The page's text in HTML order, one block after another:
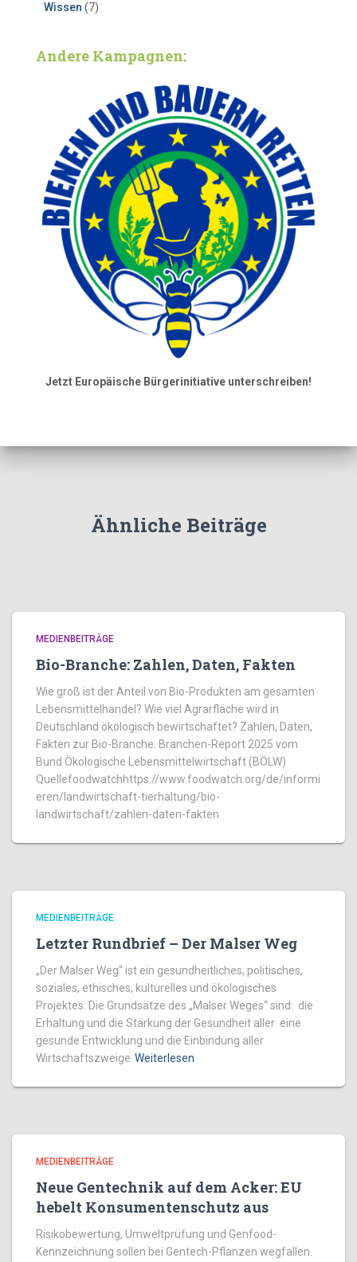
Wissen (7)
Andere Kampagnen:
Jetzt Europäische Bürgerinitiative unterschreiben!
Ähnliche Beiträge
MEDIENBEITRÄGE
Bio-Branche: Zahlen, Daten, Fakten
Wie groß ist der Anteil von Bio-Produkten am gesamten
Lebensmittelhandel? Wie viel Agrarfläche wird in
Deutschland ökologisch bewirtschaftet? Zahlen, Daten,
Fakten zur Bio-Branche. Branchen-Report 2025 vom
Bund Ökologische Lebensmittelwirtschaft (BÖLW)
Quellefoodwatchhttps://www.foodwatch.org/de/informi
eren/landwirtschaft-tierhaltung/bio-
landwirtschaft/zahlen-daten-fakten
MEDIENBEITRÄGE
Letzter Rundbrief – Der Malser Weg
„Der Malser Weg“ ist ein gesundheitliches, politisches,
soziales, ethisches, kulturelles und ökologisches
Projektes: Die Grundsätze des „Malser Weges“ sind: die
Erhaltung und die Stärkung der Gesundheit aller eine
gesunde Entwicklung und die Einbindung aller
Wirtschaftszweige Weiterlesen
MEDIENBEITRÄGE
Neue Gentechnik auf dem Acker: EU
hebelt Konsumentenschutz aus
Risikobewertung, Umweltprüfung und Genfood-
Kennzeichnung sollen bei Gentech-Pflanzen wegfallen.